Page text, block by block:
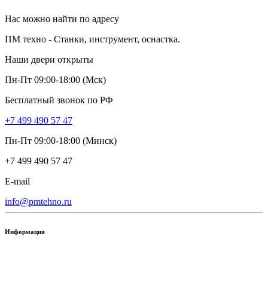
Нас можно найти по адресу
ПМ техно - Станки, инструмент, оснастка.
Наши двери открыты
Пн-Пт 09:00-18:00 (Мск)
Бесплатный звонок по РФ
+7 499 490 57 47
Пн-Пт 09:00-18:00 (Минск)
+7 499 490 57 47
E-mail
info@pmtehno.ru
Информация